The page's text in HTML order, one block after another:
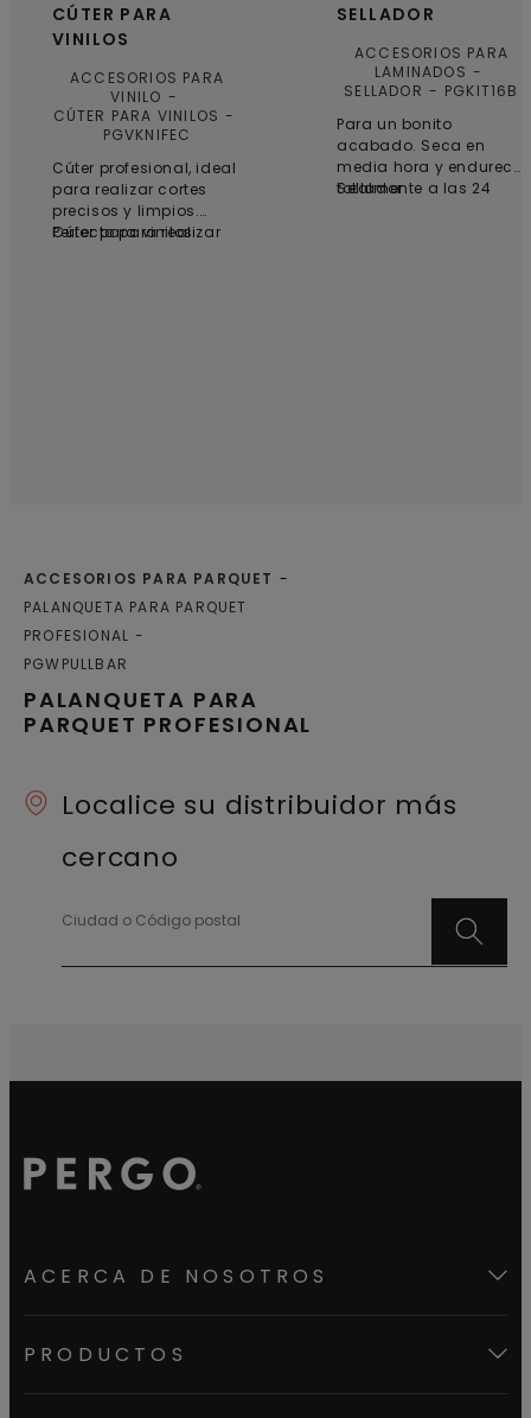
CÚTER PARA
VINILOS
ACCESORIOS PARA
VINILO
CÚTER PARA VINILOS
PGVKNIFEC
Cúter profesional, ideal
para realizar cortes
precisos y limpios.
Perfecto para realizar
Cúter para vinilos
SELLADOR
ACCESORIOS PARA
LAMINADOS
SELLADOR
PGKIT16B
Para un bonito
acabado. Seca en
media hora y endurece
totalmente a las 24
Sellador
PALANQUETA PARA
PARQUET PROFESIONAL
ACCESORIOS PARA PARQUET
PALANQUETA PARA PARQUET
PROFESIONAL
PGWPULLBAR
Localice su distribuidor más
cercano
Ciudad o Código postal
ACERCA DE NOSOTROS
PRODUCTOS